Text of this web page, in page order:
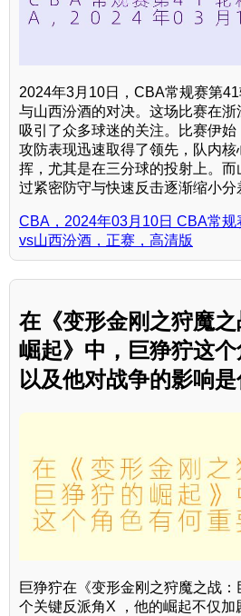
2024年3月10日，CBA常规赛第
与山西汾酒的对决。这场比赛在浙
吸引了众多球迷的关注。比赛伊
攻防表现迅速取得了领先，队内
挥，尤其是在三分球的投射上。
过紧密防守与快速反击逐渐缩小分
CBA，2024年03月10日 CBA常
vs山西汾酒，正赛，高清版
在《变形金刚之狩魔
崛起》中，巨狰狞这
以及他对战争的影响
巨狰狞在《变形金刚之狩魔之战
个关键反派角X ，他的崛起不仅